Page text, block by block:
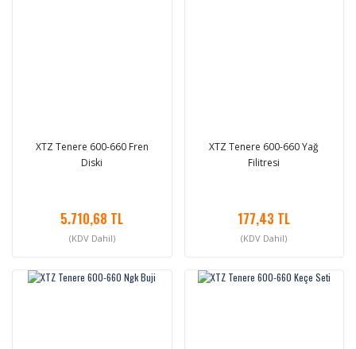
XTZ Tenere 600-660 Fren
Diski
5.710,68 TL
(KDV Dahil)
XTZ Tenere 600-660 Yağ
Filitresi
177,43 TL
(KDV Dahil)